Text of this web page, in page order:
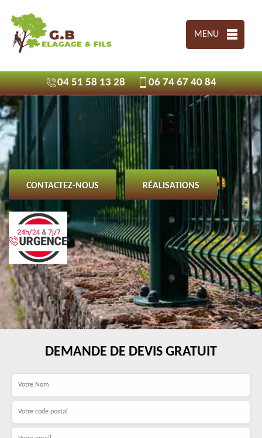
MENU
04 51 58 13 28 06 74 67 40 84
CONTACTEZ-NOUS RÉALISATIONS
DEMANDE DE DEVIS GRATUIT